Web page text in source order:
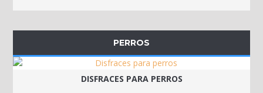
PERROS
DISFRACES PARA PERROS